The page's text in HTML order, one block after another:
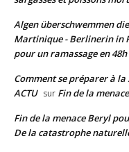
Algen überschwemmen
Martinique - Berlinerin in
pour un ramassage en 48h
Comment se préparer à la
ACTU sur Fin de la
Fin de la menace Beryl
De la catastrophe